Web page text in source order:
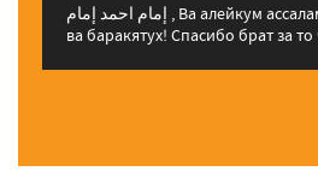
إمام احمد إمام , Ва алейкум ассалам ва рахматуЛлахи
ва баракятух! Спасибо брат за